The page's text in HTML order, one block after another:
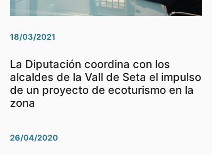
18/03/2021
La Diputación coordina con los
alcaldes de la Vall de Seta el impulso
de un proyecto de ecoturismo en la
zona
26/04/2020